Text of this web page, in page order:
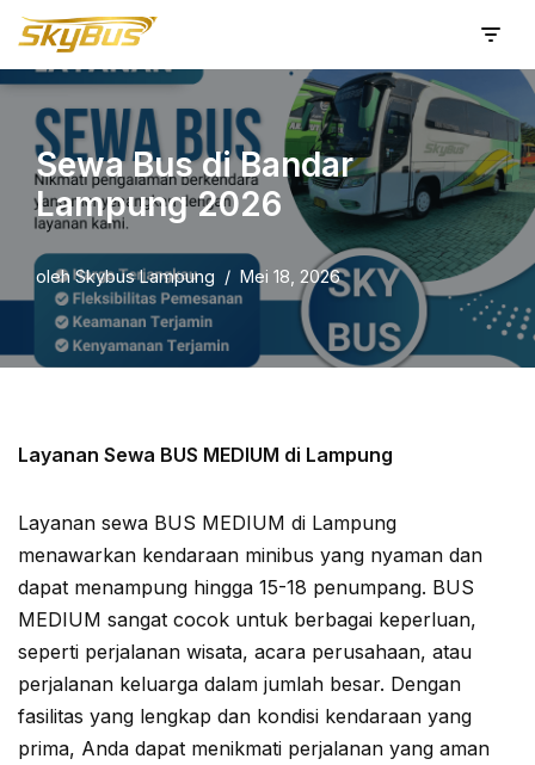
Lompat
konten
Sewa Bus di Bandar
Lampung 2026
olehSkybus Lampung Mei 18, 2026
Layanan Sewa BUS MEDIUM di Lampung
Layanan sewa BUS MEDIUM di Lampung
menawarkan kendaraan minibus yang nyaman dan
dapat menampung hingga 15-18 penumpang. BUS
MEDIUM sangat cocok untuk berbagai keperluan,
seperti perjalanan wisata, acara perusahaan, atau
perjalanan keluarga dalam jumlah besar. Dengan
fasilitas yang lengkap dan kondisi kendaraan yang
prima, Anda dapat menikmati perjalanan yang aman